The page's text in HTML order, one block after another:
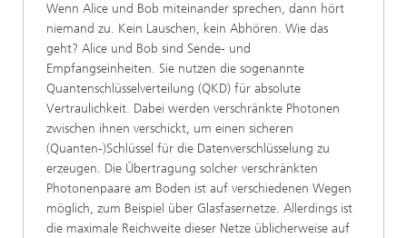
Wenn Alice und Bob miteinander sprechen, dann hört
niemand zu. Kein Lauschen, kein Abhören. Wie das
geht? Alice und Bob sind Sende- und
Empfangseinheiten. Sie nutzen die sogenannte
Quantenschlüsselverteilung (QKD) für absolute
Vertraulichkeit. Dabei werden verschränkte Photonen
zwischen ihnen verschickt, um einen sicheren
(Quanten-)Schlüssel für die Datenverschlüsselung zu
erzeugen. Die Übertragung solcher verschränkten
Photonenpaare am Boden ist auf verschiedenen Wegen
möglich, zum Beispiel über Glasfasernetze. Allerdings ist
die maximale Reichweite dieser Netze üblicherweise auf